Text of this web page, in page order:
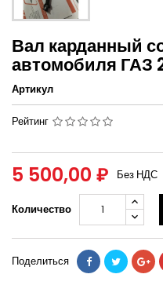
Вал карданный
автомобиля ГАЗ
Артикул
Рейтинг
5 500,00 ₽ Без НДС
Количество
Поделиться